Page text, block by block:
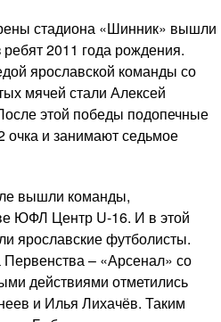
стадиона «Шинник» вышли
2011 года рождения.
ярославской команды со
мячей стали Алексей
этой победы подопечные
и занимают седьмое
вышли команды,
ЮФЛ Центр U-16. И в этой
ярославские футболисты.
– «Арсенал» со
действиями отметились
и Илья Лихачёв. Таким